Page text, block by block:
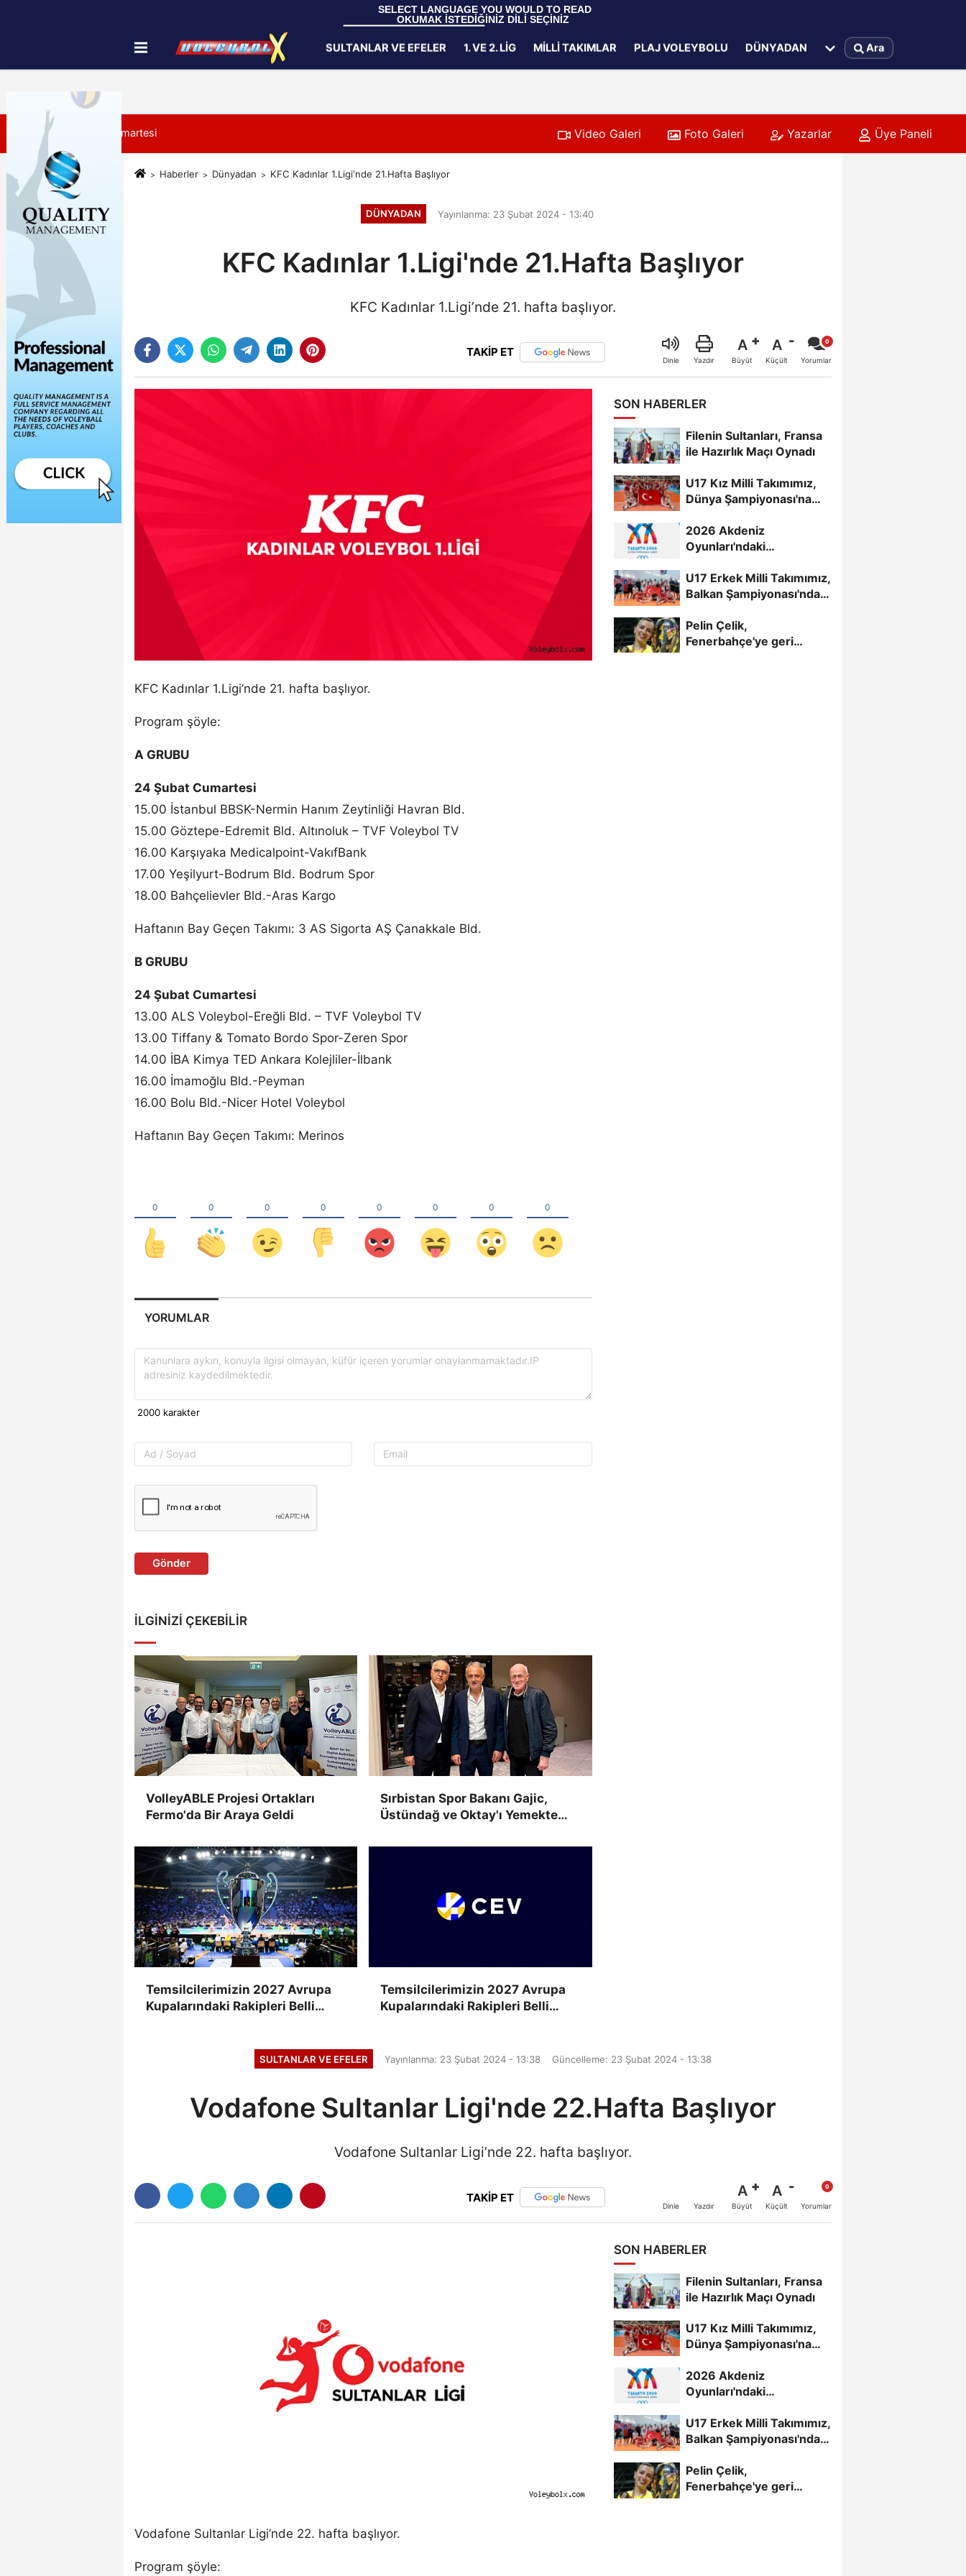
SELECT LANGUAGE YOU WOULD TO READ
OKUMAK İSTEDİĞİNİZ DİLİ SEÇİNİZ
İletişim Çerez Politikası
SULTANLAR VE EFELER 1. VE 2. LIG MILLI TAKIMLAR PLAJ VOLEYBOLU DÜNYADAN Ara
8 Ağustos 2026, Cumartesi Video Galeri Foto Galeri Yazarlar Üye Paneli
Haberler Dünyadan KFC Kadınlar 1.Ligi'nde 21.Hafta Başlıyor
DÜNYADAN Yayınlanma: 23 Şubat 2024 - 13:40
KFC Kadınlar 1.Ligi'nde 21.Hafta Başlıyor
KFC Kadınlar 1.Ligi’nde 21. hafta başlıyor.
TAKİP ET
Dinle Yazdır
A
Büyüt
A
Küçült Yorumlar
KFC Kadınlar 1.Ligi’nde 21. hafta başlıyor.
Program şöyle:
A GRUBU
24 Şubat Cumartesi
15.00 İstanbul BBSK-Nermin Hanım Zeytinliği Havran Bld.
15.00 Göztepe-Edremit Bld. Altınoluk – TVF Voleybol TV
16.00 Karşıyaka Medicalpoint-VakıfBank
17.00 Yeşilyurt-Bodrum Bld. Bodrum Spor
18.00 Bahçelievler Bld.-Aras Kargo
Haftanın Bay Geçen Takımı: 3 AS Sigorta AŞ Çanakkale Bld.
B GRUBU
24 Şubat Cumartesi
13.00 ALS Voleybol-Ereğli Bld. – TVF Voleybol TV
13.00 Tiffany & Tomato Bordo Spor-Zeren Spor
14.00 İBA Kimya TED Ankara Kolejliler-İlbank
16.00 İmamoğlu Bld.-Peyman
16.00 Bolu Bld.-Nicer Hotel Voleybol
Haftanın Bay Geçen Takımı: Merinos
YORUMLAR
Gönder
İLGINIZI ÇEKEBILIR
VolleyABLE Projesi Ortakları
Fermo'da Bir Araya Geldi
Sırbistan Spor Bakanı Gajic,
Üstündağ ve Oktay'ı Yemekte
Temsilcilerimizin 2027 Avrupa
Kupalarındaki Rakipleri Belli
Temsilcilerimizin 2027 Avrupa
Kupalarındaki Rakipleri Belli
SON HABERLER
Filenin Sultanları, Fransa
ile Hazırlık Maçı Oynadı
U17 Kız Milli Takımımız,
Dünya Şampiyonası'na
2026 Akdeniz
Oyunları'ndaki
U17 Erkek Milli Takımımız,
Balkan Şampiyonası'nda
Pelin Çelik,
Fenerbahçe'ye geri
SULTANLAR VE EFELER Yayınlanma: 23 Şubat 2024 - 13:38 Güncelleme: 23 Şubat 2024 - 13:38
Vodafone Sultanlar Ligi'nde 22.Hafta Başlıyor
Vodafone Sultanlar Ligi’nde 22. hafta başlıyor.
TAKİP ET
Dinle Yazdır
A
Büyüt
A
Küçült Yorumlar
Vodafone Sultanlar Ligi’nde 22. hafta başlıyor.
Program şöyle:
SON HABERLER
Filenin Sultanları, Fransa
ile Hazırlık Maçı Oynadı
U17 Kız Milli Takımımız,
Dünya Şampiyonası'na
2026 Akdeniz
Oyunları'ndaki
U17 Erkek Milli Takımımız,
Balkan Şampiyonası'nda
Pelin Çelik,
Fenerbahçe'ye geri